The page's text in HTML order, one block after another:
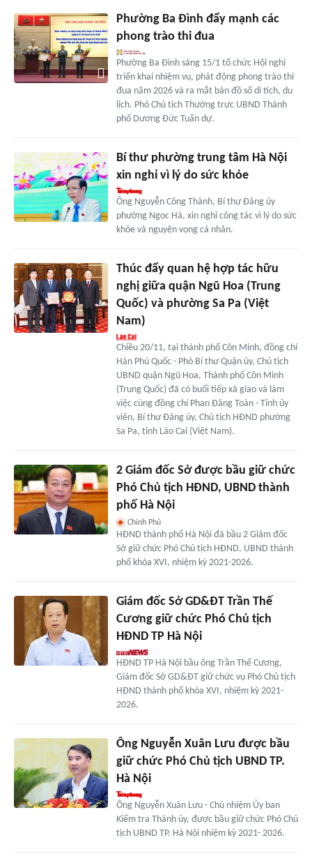
Phường Ba Đình đẩy mạnh các
phong trào thi đua
Phường Ba Đình sáng 15/1 tổ chức Hội nghị
triển khai nhiệm vụ, phát động phong trào thi
đua năm 2026 và ra mắt bản đồ số di tích, du
lịch. Phó Chủ tịch Thường trực UBND Thành
phố Dương Đức Tuấn dự.
Bí thư phường trung tâm Hà Nội
xin nghỉ vì lý do sức khỏe
Ông Nguyễn Công Thành, Bí thư Đảng ủy
phường Ngọc Hà, xin nghỉ công tác vì lý do sức
khỏe và nguyện vọng cá nhân.
Thúc đẩy quan hệ hợp tác hữu
nghị giữa quận Ngũ Hoa (Trung
Quốc) và phường Sa Pa (Việt
Nam)
Chiều 20/11, tại thành phố Côn Minh, đồng chí
Hàn Phú Quốc - Phó Bí thư Quận ủy, Chủ tịch
UBND quận Ngũ Hoa, Thành phố Côn Minh
(Trung Quốc) đã có buổi tiếp xã giao và làm
việc cùng đồng chí Phan Đăng Toàn - Tỉnh ủy
viên, Bí thư Đảng ủy, Chủ tịch HĐND phường
Sa Pa, tỉnh Lào Cai (Việt Nam).
2 Giám đốc Sở được bầu giữ chức
Phó Chủ tịch HĐND, UBND thành
phố Hà Nội
Chính Phủ
HĐND thành phố Hà Nội đã bầu 2 Giám đốc
Sở giữ chức Phó Chủ tịch HĐND, UBND thành
phố khóa XVI, nhiệm kỳ 2021-2026.
Giám đốc Sở GD&ĐT Trần Thế
Cương giữ chức Phó Chủ tịch
HĐND TP Hà Nội
HĐND TP Hà Nội bầu ông Trần Thế Cương,
Giám đốc Sở GD&ĐT giữ chức vụ Phó Chủ tịch
HĐND thành phố khóa XVI, nhiệm kỳ 2021-
2026.
Ông Nguyễn Xuân Lưu được bầu
giữ chức Phó Chủ tịch UBND TP.
Hà Nội
Ông Nguyễn Xuân Lưu - Chủ nhiệm Ủy ban
Kiểm tra Thành ủy, được bầu giữ chức Phó Chủ
tịch UBND TP. Hà Nội nhiệm kỳ 2021- 2026.